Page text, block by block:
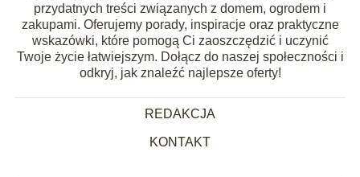
przydatnych treści związanych z domem, ogrodem i
zakupami. Oferujemy porady, inspiracje oraz praktyczne
wskazówki, które pomogą Ci zaoszczędzić i uczynić
Twoje życie łatwiejszym. Dołącz do naszej społeczności i
odkryj, jak znaleźć najlepsze oferty!
REDAKCJA
KONTAKT